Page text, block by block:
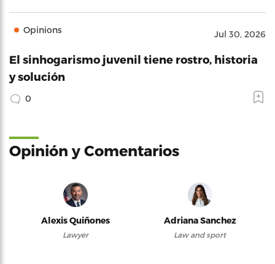
Opinions Jul 30, 2026
El sinhogarismo juvenil tiene rostro, historia
y solución
0
Opinión y Comentarios
Alexis Quiñones
Lawyer
Adriana Sanchez
Law and sport